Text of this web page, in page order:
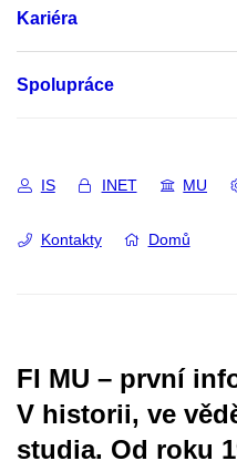
Kariéra
Spolupráce
IS INET MU
Kontakty Domů
FI MU – první
V historii, ve
studia. Od roku